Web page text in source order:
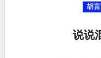
胡
说说